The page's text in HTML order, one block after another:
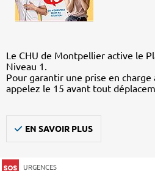
Le CHU de Montpellier active le
Niveau 1.
Pour garantir une prise en charge
appelez le 15 avant tout
EN SAVOIR PLUS
URGENCES